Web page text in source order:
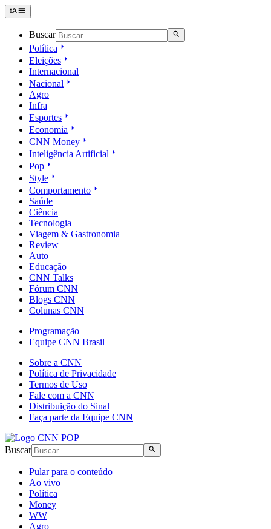
Buscar
Política
Eleições
Internacional
Nacional
Agro
Infra
Esportes
Economia
CNN Money
Inteligência Artificial
Pop
Style
Comportamento
Saúde
Ciência
Tecnologia
Viagem & Gastronomia
Review
Auto
Educação
CNN Talks
Fórum CNN
Blogs CNN
Colunas CNN
Programação
Equipe CNN Brasil
Sobre a CNN
Política de Privacidade
Termos de Uso
Fale com a CNN
Distribuição do Sinal
Faça parte da Equipe CNN
Buscar
Pular para o conteúdo
Ao vivo
Política
Money
WW
Agro